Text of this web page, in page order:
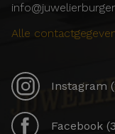
Alle
Instagram
Facebook